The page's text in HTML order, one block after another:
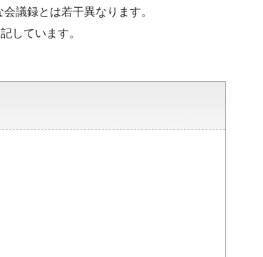
議録とは若干異なります。
しています。